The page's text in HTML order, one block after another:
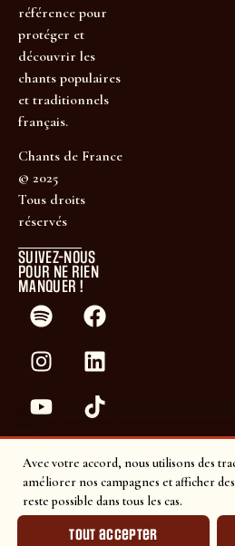
Avec votre accord, nous utilisons des
améliorer nos campagnes et afficher
reste possible dans tous les cas.
Tout accepter
référence pour
protéger et
découvrir les
chants populaires
et traditionnels
français.
Chants de France
© 2025
Tous droits
réservés
SUIVEZ-NOUS
POUR NE RIEN
MANQUER !